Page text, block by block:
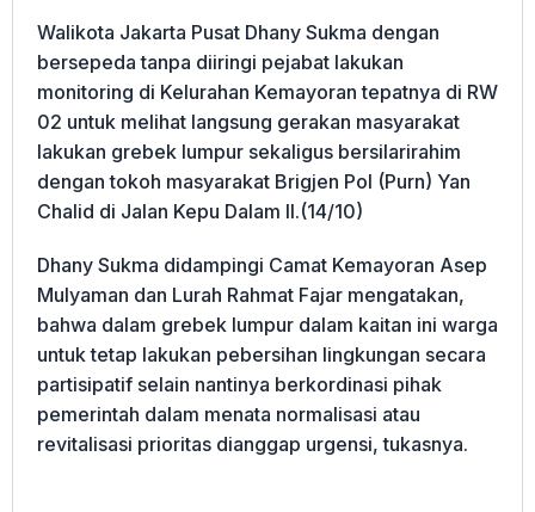
Walikota Jakarta Pusat Dhany Sukma dengan
bersepeda tanpa diiringi pejabat lakukan
monitoring di Kelurahan Kemayoran tepatnya di RW
02 untuk melihat langsung gerakan masyarakat
lakukan grebek lumpur sekaligus bersilarirahim
dengan tokoh masyarakat Brigjen Pol (Purn) Yan
Chalid di Jalan Kepu Dalam II.(14/10)
Dhany Sukma didampingi Camat Kemayoran Asep
Mulyaman dan Lurah Rahmat Fajar mengatakan,
bahwa dalam grebek lumpur dalam kaitan ini warga
untuk tetap lakukan pebersihan lingkungan secara
partisipatif selain nantinya berkordinasi pihak
pemerintah dalam menata normalisasi atau
revitalisasi prioritas dianggap urgensi, tukasnya.